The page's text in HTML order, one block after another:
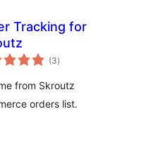
Tracking for
(3कुल
दर)
from Skroutz
orders list.